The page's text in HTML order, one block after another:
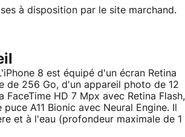
à disposition par le site marchand.
8 est équipé d'un écran Retina
de 256 Go, d'un appareil photo de 12
HD 7 Mpx avec Retina Flash,
A11 Bionic avec Neural Engine. Il
et à l'eau (profondeur maximale de 1